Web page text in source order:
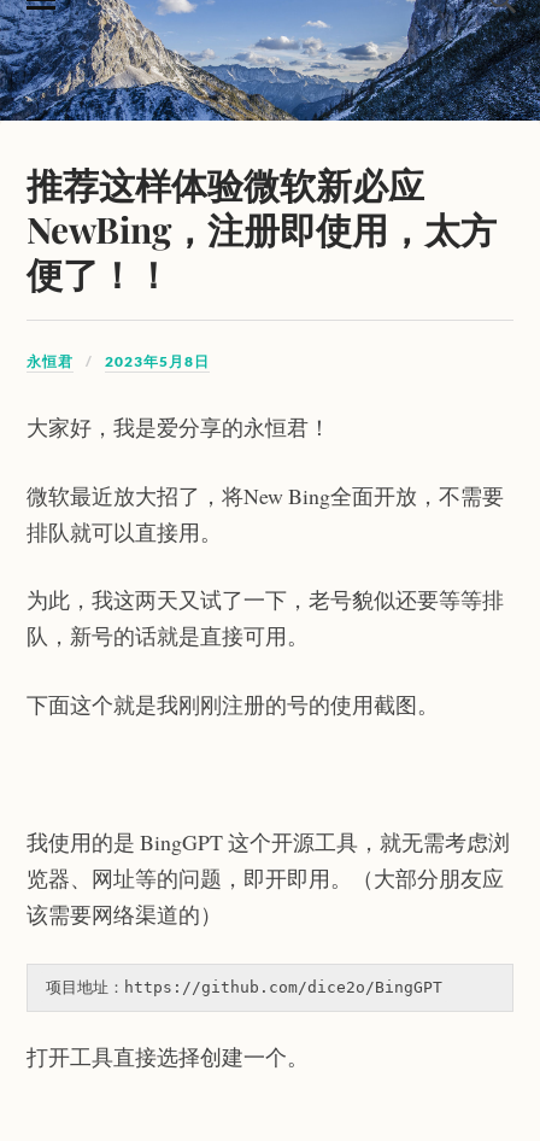
推荐这样体验微软新必应
NewBing，注册即使用，太方
便了！！
永恒君 2023年5月8日
大家好，我是爱分享的永恒君！
微软最近放大招了，将New Bing全面开放，不需要
排队就可以直接用。
为此，我这两天又试了一下，老号貌似还要等等排
队，新号的话就是直接可用。
下面这个就是我刚刚注册的号的使用截图。
我使用的是 BingGPT 这个开源工具，就无需考虑浏
览器、网址等的问题，即开即用。（大部分朋友应
该需要网络渠道的）
项目地址：https://github.com/dice2o/BingGPT
打开工具直接选择创建一个。